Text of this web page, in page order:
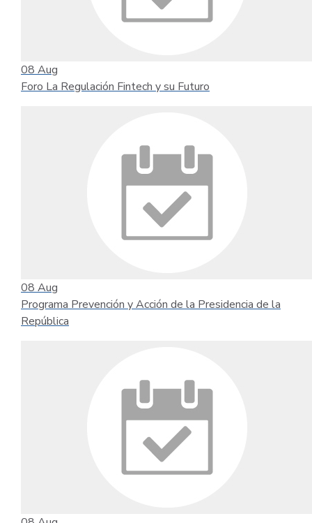
08 Aug
Foro La Regulación Fintech y su Futuro
08 Aug
Programa Prevención y Acción de la Presidencia de la
República